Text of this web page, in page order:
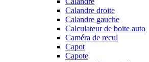
Calandre droite
Calandre gauche
Calculateur de boite auto
Caméra de recul
Capot
Capote